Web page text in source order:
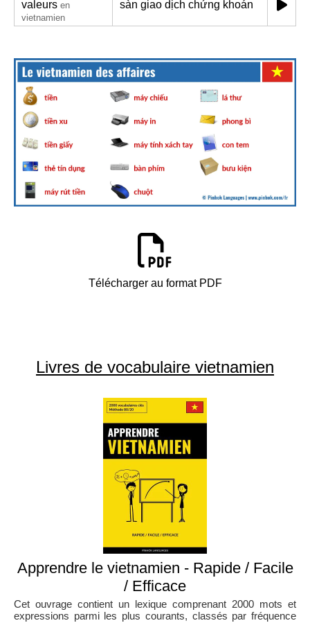
valeurs en
vietnamien
sàn giao dịch chứng khoán
Télécharger au format PDF
Livres de vocabulaire vietnamien
Apprendre le vietnamien - Rapide / Facile
/ Efficace
Cet ouvrage contient un lexique comprenant 2000 mots et
expressions parmi les plus courants, classés par fréquence